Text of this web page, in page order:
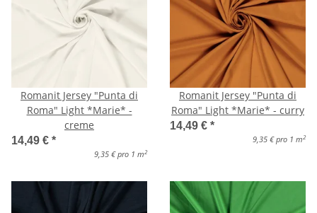
Romanit Jersey "Punta di
Roma" Light *Marie* -
creme
14,49 € *
9,35 € pro 1 m 2
Romanit Jersey "Punta di
Roma" Light *Marie* - curry
14,49 € *
9,35 € pro 1 m 2